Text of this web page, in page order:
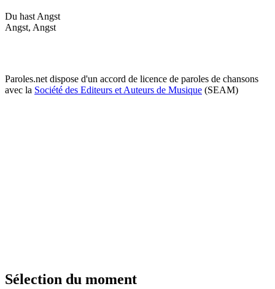
Du hast Angst
Angst, Angst
Paroles.net dispose d'un accord de licence de paroles de chansons
avec la Société des Editeurs et Auteurs de Musique (SEAM)
Sélection du moment